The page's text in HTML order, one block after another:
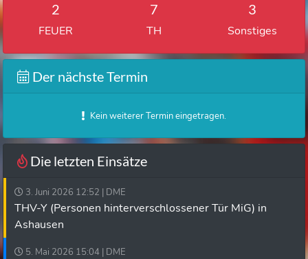
2
FEUER
7
TH
3
Sonstiges
Der nächste Termin
Kein weiterer Termin eingetragen.
Die letzten Einsätze
3. Juni 2026 12:52 | DME
THV-Y (Personen hinterverschlossener Tür MiG) in
Ashausen
5. Mai 2026 15:04 | DME